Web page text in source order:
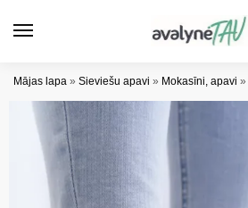
Mājas lapa » Sieviešu apavi » Mokasīni, apavi »